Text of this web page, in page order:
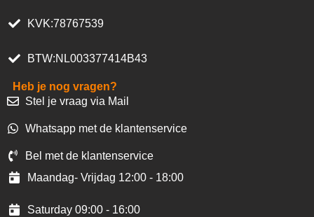
KVK:78767539
BTW:NL003377414B43
Heb je nog vragen?
Stel je vraag via Mail
Whatsapp met de klantenservice
Bel met de klantenservice
Maandag- Vrijdag 12:00 - 18:00
Saturday 09:00 - 16:00